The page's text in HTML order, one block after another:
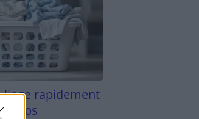
rapidement
temps